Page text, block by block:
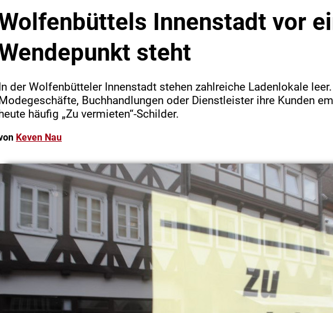
Innenstadt vor
steht
der Wolfenbütteler Innenstadt stehen zahlreiche Ladenlokale
Buchhandlungen oder Dienstleister ihre Kunden
häufig „Zu vermieten“-Schilder.
Keven Nau